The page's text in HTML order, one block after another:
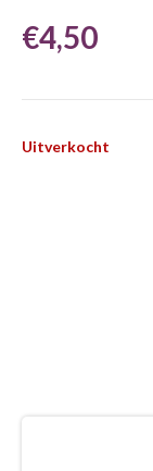
€4,50
Uitverkocht